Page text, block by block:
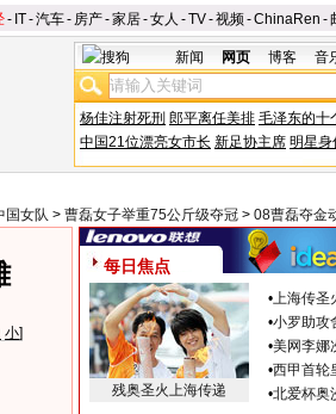
- IT-汽车- 房产-家居-女人 -TV-视频-ChinaRen -
新闻 网页 博客 音
杨佳注射死刑 郎平离任美排 毛泽东的十
中国21位漂亮女市长 新足协主席 明星身
国女队 > 曹磊女子举重75公斤级夺冠 > 08曹磊夺金
小]
每日焦点
残奥圣火上海传递
•上海传圣
•小罗助攻
•美网李娜
•西甲首轮
•北爱杯奥